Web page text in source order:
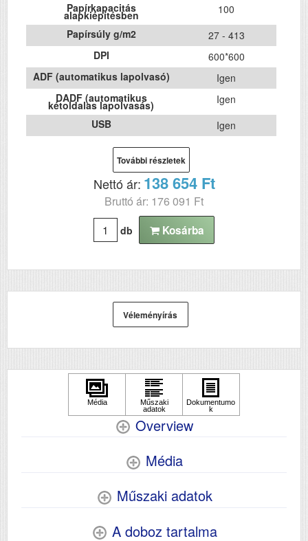
Papírkapacitás
alapkiépítésben
100
Papírsúly g/m2
27 - 413
DPI
600*600
ADF (automatikus lapolvasó)
Igen
DADF (automatikus
kétoldalas lapolvasás)
Igen
USB
Igen
Súly (kg)
Papír méret
Technológia
Wifi
Szkennelés
igen
További részletek
Nettó ár: 138 654 Ft
Bruttó ár: 176 091 Ft
db Kosárba
Véleményírás
Overview
Média
Műszaki adatok
A doboz tartalma